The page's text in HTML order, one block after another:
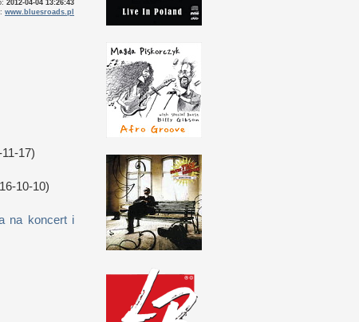
2012-04-04 13:26:43
www.bluesroads.pl
17)
10-10)
na koncert i